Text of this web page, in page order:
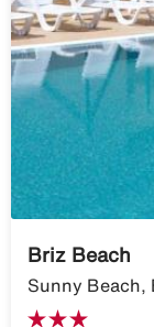
Briz Beach
Sunny Beach,